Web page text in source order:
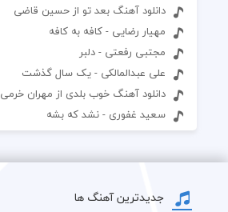
دانلود آهنگ بعد تو از حسین قاضی
مهیار رضایی - کافه به کافه
مجتبی رفعتی - دلبر
علی عبدالمالکی - یک سال گذشت
دانلود آهنگ خوب بلدی از مهران خرمی
سعید غفورى - نشد که بشه
جدیدترین آهنگ ها